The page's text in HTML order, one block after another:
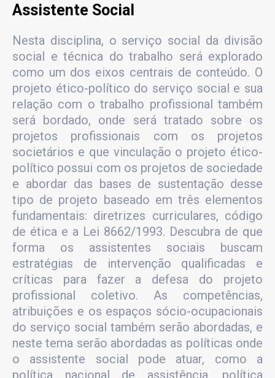
Assistente Social
Nesta disciplina, o serviço social da divisão
social e técnica do trabalho será explorado
como um dos eixos centrais de conteúdo. O
projeto ético-político do serviço social e sua
relação com o trabalho profissional também
será bordado, onde será tratado sobre os
projetos profissionais com os projetos
societários e que vinculação o projeto ético-
político possui com os projetos de sociedade
e abordar das bases de sustentação desse
tipo de projeto baseado em três elementos
fundamentais: diretrizes curriculares, código
de ética e a Lei 8662/1993. Descubra de que
forma os assistentes sociais buscam
estratégias de intervenção qualificadas e
críticas para fazer a defesa do projeto
profissional coletivo. As competências,
atribuições e os espaços sócio-ocupacionais
do serviço social também serão abordadas, e
neste tema serão abordadas as políticas onde
o assistente social pode atuar, como a
política nacional de assistência, política